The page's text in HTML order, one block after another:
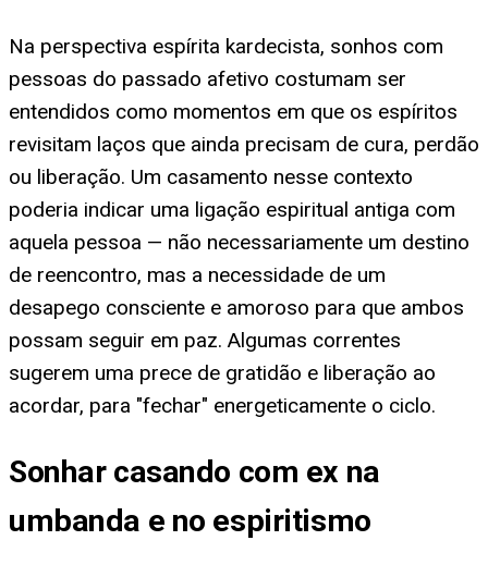
Na perspectiva espírita kardecista, sonhos com
pessoas do passado afetivo costumam ser
entendidos como momentos em que os espíritos
revisitam laços que ainda precisam de cura, perdão
ou liberação. Um casamento nesse contexto
poderia indicar uma ligação espiritual antiga com
aquela pessoa — não necessariamente um destino
de reencontro, mas a necessidade de um
desapego consciente e amoroso para que ambos
possam seguir em paz. Algumas correntes
sugerem uma prece de gratidão e liberação ao
acordar, para "fechar" energeticamente o ciclo.
Sonhar casando com ex na
umbanda e no espiritismo